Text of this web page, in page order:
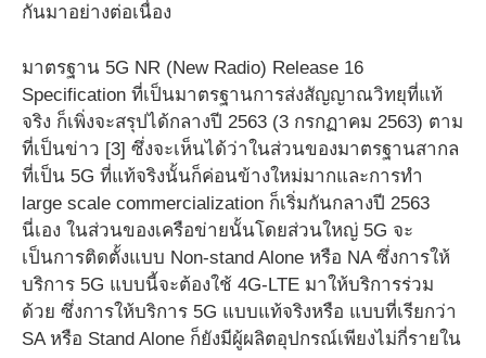
กันมาอย่างต่อเนื่อง
มาตรฐาน 5G NR (New Radio) Release 16
Specification ที่เป็นมาตรฐานการส่งสัญญาณวิทยุที่แท้
จริง ก็เพิ่งจะสรุปได้กลางปี 2563 (3 กรกฏาคม 2563) ตาม
ที่เป็นข่าว [3] ซึ่งจะเห็นได้ว่าในส่วนของมาตรฐานสากล
ที่เป็น 5G ที่แท้จริงนั้นก็ค่อนข้างใหม่มากและการทำ
large scale commercialization ก็เริ่มกันกลางปี 2563
นี่เอง ในส่วนของเครือข่ายนั้นโดยส่วนใหญ่ 5G จะ
เป็นการติดตั้งแบบ Non-stand Alone หรือ NA ซึ่งการให้
บริการ 5G แบบนี้จะต้องใช้ 4G-LTE มาให้บริการร่วม
ด้วย ซึ่งการให้บริการ 5G แบบแท้จริงหรือ แบบที่เรียกว่า
SA หรือ Stand Alone ก็ยังมีผู้ผลิตอุปกรณ์เพียงไม่กี่รายใน